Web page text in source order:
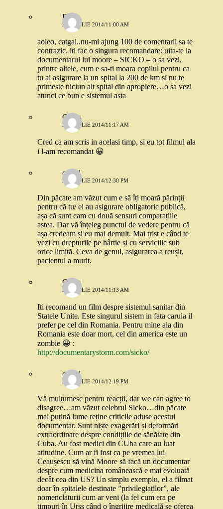
Dana
29 APRILIE 2014/11:00 AM
aoleo, catgal..nu-mi ajung 100 de comentarii sa te
contrazic. iti fac o singura recomandare: uita-te la
documentarul lui moore – SICKO – o sa vezi,
printre altele, cum e sa-ti moara copilul pentru ca
tu ai asigurare la un spital la 200 de km si nu te
primeste niciun alt spital din apropiere…o sa vezi
atunci ce bun e sistemul asta
Cirius
29 APRILIE 2014/11:17 AM
Cred ca am scris in acelasi timp, si eu tot filmul ala
i l-am recomandat 😀
catgal
29 APRILIE 2014/12:30 PM
Din păcate am văzut cum e să îți moară părinții
pentru că tu/ ei au asigurare obligatorie publică,
așa că sunt cam cu două sensuri comparațiile
astea. Dar vă înțeleg punctul de vedere pentru că
așa credeam și eu mai demult. Mai trist e când te
vezi cu drepturile pe hârtie și cu serviciile sub
orice limită. Ceva de genul, asigurarea a reușit,
pacientul a murit.
Cirius
29 APRILIE 2014/11:13 AM
Iti recomand un film despre sistemul sanitar din
Statele Unite. Este singurul sistem in fata caruia il
prefer pe cel din Romania. Pentru mine ala din
Romania este doar mort, cel din america este un
zombie 😀 :
http://documentarystorm.com/sicko/
catgal
29 APRILIE 2014/12:19 PM
Vă mulțumesc pentru reacții, dar we can agree to
disagree…am văzut celebrul Sicko…din păcate
mai puțină lume reține criticile aduse acestui
documentar. Sunt niște exagerări și deformări
extraordinare despre condițiile de sănătate din
Cuba. Au fost medici din CUba care au luat
atitudine. Cum ar fi fost ca pe vremea lui
Ceaușescu să vină Moore să facă un documentar
despre cum medicina românească e mai evoluată
decât cea din US? Un simplu exemplu, el a filmat
doar în spitalele destinate ”privilegiaților”, ale
nomenclaturii cum ar veni (la fel cum era pe
timpuri în Urss când o îngrijire medicală se oferea